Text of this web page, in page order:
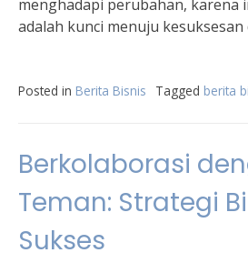
menghadapi perubahan, karena
adalah kunci menuju
Posted in Berita Bisnis Tagged berita
Berkolaborasi
Teman: Strategi
Sukses